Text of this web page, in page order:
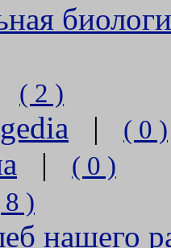
( 2 )
| ( 0 )
| ( 0 )
8 )
нашего